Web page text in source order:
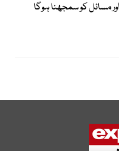
مسائل کو سمجھنا ہوگا